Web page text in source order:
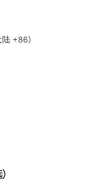
+86）